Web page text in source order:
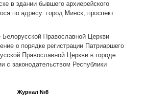
в здании бывшего архиерейского
по адресу: город Минск, проспект
Православной Церкви
о порядке регистрации Патриаршего
Православной Церкви в городе
с законодательством Республики
Журнал №8